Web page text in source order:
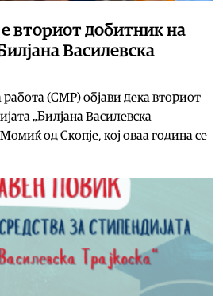
вториот добитник на
Василевска
работа (СМР) објави дека вториот
„Билјана Василевска
од Скопје, кој оваа година се